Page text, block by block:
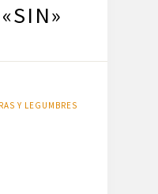
Y LEGUMBRES